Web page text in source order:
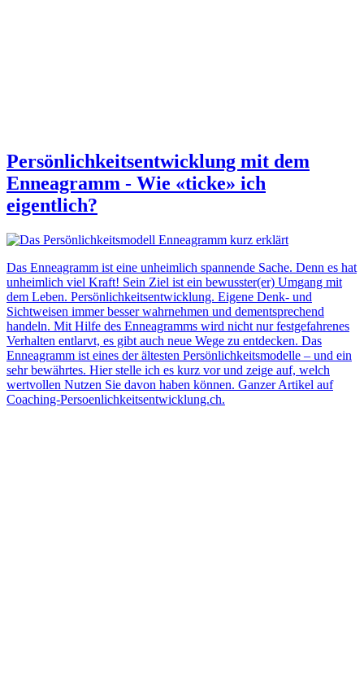
Persönlichkeitsentwicklung mit dem
Enneagramm - Wie «ticke» ich
eigentlich?
Das Enneagramm ist eine unheimlich spannende Sache. Denn es hat
unheimlich viel Kraft! Sein Ziel ist ein bewusster(er) Umgang mit
dem Leben. Persönlichkeitsentwicklung. Eigene Denk- und
Sichtweisen immer besser wahrnehmen und dementsprechend
handeln. Mit Hilfe des Enneagramms wird nicht nur festgefahrenes
Verhalten entlarvt, es gibt auch neue Wege zu entdecken. Das
Enneagramm ist eines der ältesten Persönlichkeitsmodelle – und ein
sehr bewährtes. Hier stelle ich es kurz vor und zeige auf, welch
wertvollen Nutzen Sie davon haben können. Ganzer Artikel auf
Coaching-Persoenlichkeitsentwicklung.ch.